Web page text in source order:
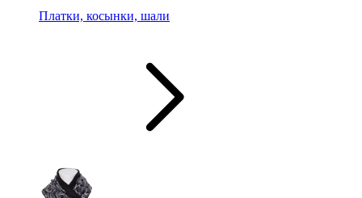
Платки, косынки, шали